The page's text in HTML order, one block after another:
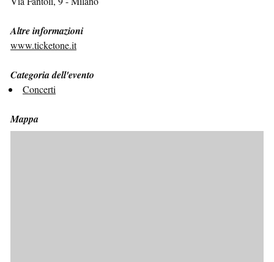
Altre informazioni
www.ticketone.it
Categoria dell'evento
Concerti
Mappa